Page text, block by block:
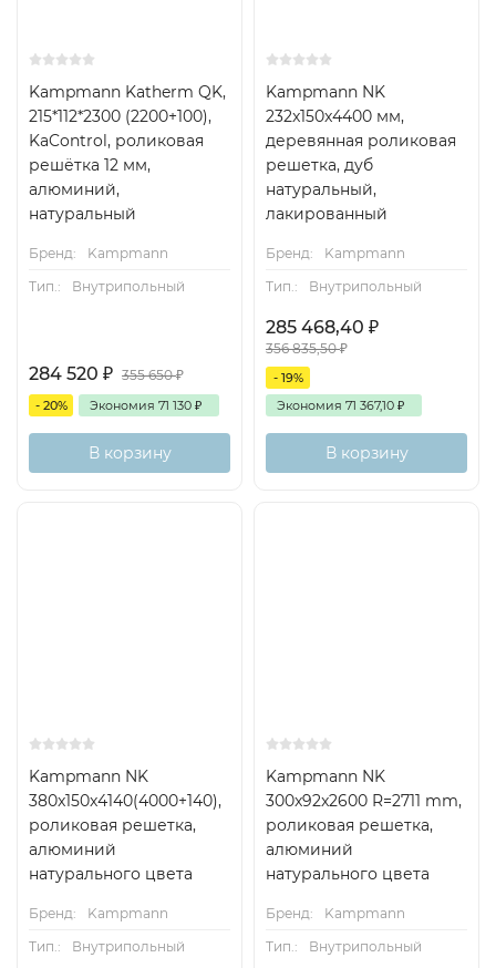
Kampmann Katherm QK,
215*112*2300 (2200+100),
KaControl, роликовая
решётка 12 мм,
алюминий,
натуральный
Бренд:
Kampmann
Тип.:
Внутрипольный
284 520 ₽ 355 650₽
- 20% Экономия 71 130 ₽
В корзину
Kampmann NK
232x150x4400 мм,
деревянная роликовая
решетка, дуб
натуральный,
лакированный
Бренд:
Kampmann
Тип.:
Внутрипольный
285 468,40 ₽
356 835,50₽
- 19%
Экономия 71 367,10 ₽
В корзину
Kampmann NK
380x150x4140(4000+140),
роликовая решетка,
алюминий
натурального цвета
Бренд:
Kampmann
Тип.:
Внутрипольный
Kampmann NK
300x92x2600 R=2711 mm,
роликовая решетка,
алюминий
натурального цвета
Бренд:
Kampmann
Тип.:
Внутрипольный